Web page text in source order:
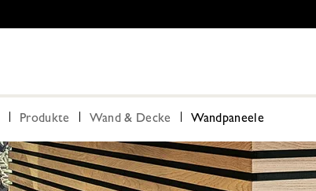
Produkte Wand & Decke Wandpaneele